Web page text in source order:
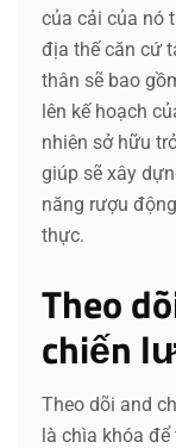
của cải của nó
địa thế căn cứ
thân sẽ bao
lên kế hoạch
nhiên sở hữu
giúp sẽ xây
năng rượu
thực.
Theo
chiến
Theo dõi and
là chìa khóa